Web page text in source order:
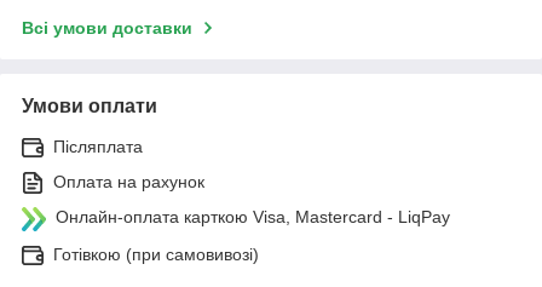
Всі умови доставки
Умови оплати
Післяплата
Оплата на рахунок
Онлайн-оплата карткою Visa, Mastercard - LiqPay
Готівкою (при самовивозі)